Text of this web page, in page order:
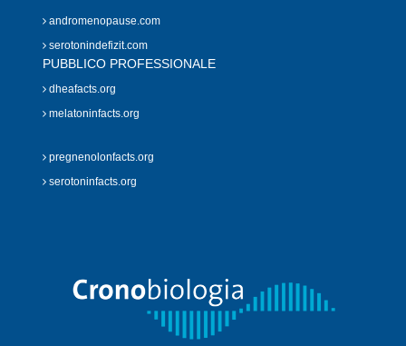
andromenopause.com
serotonindefizit.com
PUBBLICO PROFESSIONALE
dheafacts.org
melatoninfacts.org
pregnenolonfacts.org
serotoninfacts.org